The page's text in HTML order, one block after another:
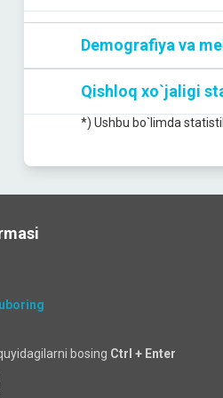
Demografiya va
Qishloq xo`jaligi
*) Ushbu bo`limda
bosing Ctrl + Enter